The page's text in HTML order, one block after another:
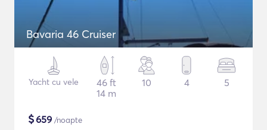
Bavaria 46 Cruiser
Yacht cu vele
46 ft
14 m
10 4 5
$659 /noapte